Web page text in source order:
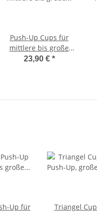
Push-Up Cups für
mittlere bis große
Größen C-Cup, Haut
23,90 € *
Up für
Triangel